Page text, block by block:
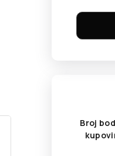
Broj